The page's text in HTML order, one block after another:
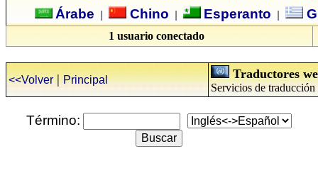
Árabe Chino Esperanto
1 usuario conectado
<<Volver|Principal Traductores
Servicios de
Término: